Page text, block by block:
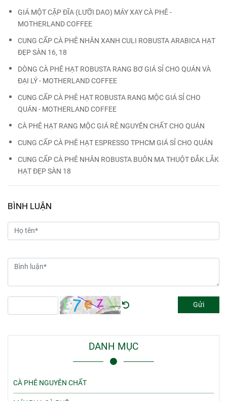
GIÁ MỘT CẶP ĐĨA (LƯỠI DAO) MÁY XAY CÀ PHÊ -
MOTHERLAND COFFEE
CUNG CẤP CÀ PHÊ NHÂN XANH CULI ROBUSTA ARABICA HẠT
ĐẸP SÀN 16, 18
DÒNG CÀ PHÊ HẠT ROBUSTA RANG BƠ GIÁ SỈ CHO QUÁN VÀ
ĐẠI LÝ - MOTHERLAND COFFEE
CUNG CẤP CÀ PHÊ HẠT ROBUSTA RANG MỘC GIÁ SỈ CHO
QUÁN - MOTHERLAND COFFEE
CÀ PHÊ HẠT RANG MỘC GIÁ RẺ NGUYÊN CHẤT CHO QUÁN
CUNG CẤP CÀ PHÊ HẠT ESPRESSO TPHCM GIÁ SỈ CHO QUÁN
CUNG CẤP CÀ PHÊ NHÂN ROBUSTA BUÔN MA THUỘT ĐẮK LẮK
HẠT ĐẸP SÀN 18
BÌNH LUẬN
Gửi
DANH MỤC
CÀ PHÊ NGUYÊN CHẤT